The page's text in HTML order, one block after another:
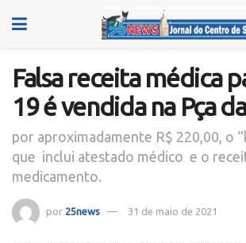
Falsa receita médica
19 é vendida na Pça
por aproximadamente R$ 220,00, o
que inclui atestado médico e o
medicamento.
por 25news 31 de maio de 2021